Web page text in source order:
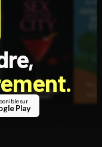
sur
Play